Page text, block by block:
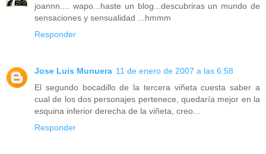
joannn.... wapo...haste un blog...descubriras un mundo de
sensaciones y sensualidad ...hmmm
Responder
Jose Luis Munuera 11 de enero de 2007 a las 6:58
El segundo bocadillo de la tercera viñeta cuesta saber a
cual de los dos personajes pertenece, quedaría mejor en la
esquina inferior derecha de la viñeta, creo...
Responder